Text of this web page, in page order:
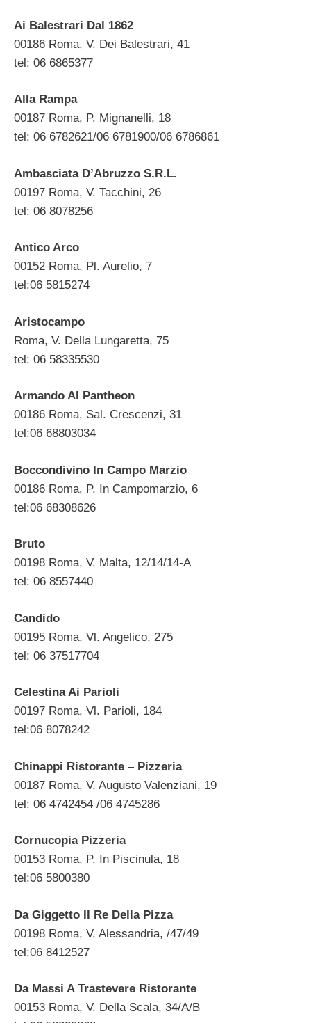
Ai Balestrari Dal 1862
00186 Roma, V. Dei Balestrari, 41
tel: 06 6865377
Alla Rampa
00187 Roma, P. Mignanelli, 18
tel: 06 6782621/06 6781900/06 6786861
Ambasciata D’Abruzzo S.R.L.
00197 Roma, V. Tacchini, 26
tel: 06 8078256
Antico Arco
00152 Roma, Pl. Aurelio, 7
tel:06 5815274
Aristocampo
Roma, V. Della Lungaretta, 75
tel: 06 58335530
Armando Al Pantheon
00186 Roma, Sal. Crescenzi, 31
tel:06 68803034
Boccondivino In Campo Marzio
00186 Roma, P. In Campomarzio, 6
tel:06 68308626
Bruto
00198 Roma, V. Malta, 12/14/14-A
tel: 06 8557440
Candido
00195 Roma, Vl. Angelico, 275
tel: 06 37517704
Celestina Ai Parioli
00197 Roma, Vl. Parioli, 184
tel:06 8078242
Chinappi Ristorante – Pizzeria
00187 Roma, V. Augusto Valenziani, 19
tel: 06 4742454 /06 4745286
Cornucopia Pizzeria
00153 Roma, P. In Piscinula, 18
tel:06 5800380
Da Giggetto Il Re Della Pizza
00198 Roma, V. Alessandria, /47/49
tel:06 8412527
Da Massi A Trastevere Ristorante
00153 Roma, V. Della Scala, 34/A/B